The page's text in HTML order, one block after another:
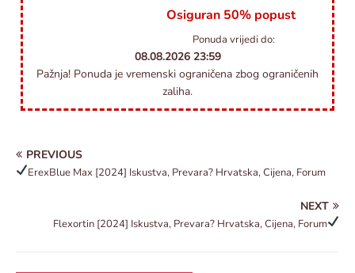
Osiguran 50% popust
Ponuda vrijedi do:
08.08.2026 23:59
Pažnja! Ponuda je vremenski ograničena zbog ograničenih
zaliha.
PREVIOUS
ErexBlue Max [2024] Iskustva, Prevara? Hrvatska, Cijena, Forum
NEXT
Flexortin [2024] Iskustva, Prevara? Hrvatska, Cijena, Forum